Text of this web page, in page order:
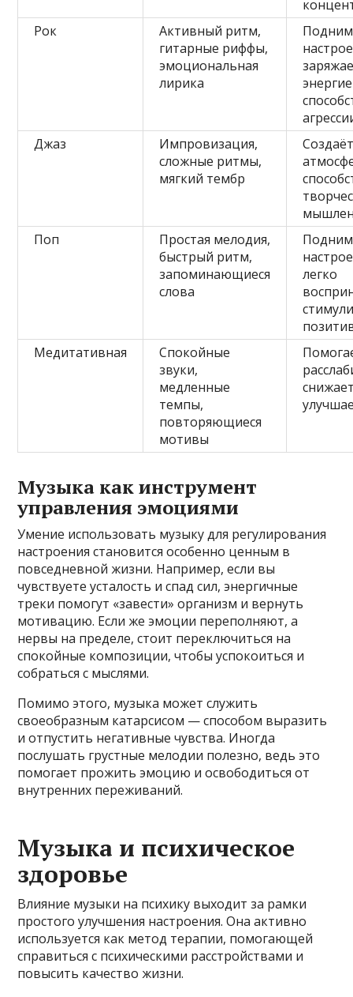
Рок
Активный ритм,
гитарные риффы,
эмоциональная
лирика
Джаз
Импровизация,
сложные ритмы,
мягкий тембр
Поп
Простая мелодия,
быстрый ритм,
запоминающиеся
слова
легко
Медитативная
Спокойные
звуки,
медленные
темпы,
повторяющиеся
мотивы
Музыка как инструмент
управления эмоциями
Умение использовать музыку для регулирования
настроения становится особенно ценным в
повседневной жизни. Например, если вы
чувствуете усталость и спад сил, энергичные
треки помогут «завести» организм и вернуть
мотивацию. Если же эмоции переполняют, а
нервы на пределе, стоит переключиться на
спокойные композиции, чтобы успокоиться и
собраться с мыслями.
Помимо этого, музыка может служить
своеобразным катарсисом — способом выразить
и отпустить негативные чувства. Иногда
послушать грустные мелодии полезно, ведь это
помогает прожить эмоцию и освободиться от
внутренних переживаний.
Музыка и психическое
здоровье
Влияние музыки на психику выходит за рамки
простого улучшения настроения. Она активно
используется как метод терапии, помогающей
справиться с психическими расстройствами и
повысить качество жизни.